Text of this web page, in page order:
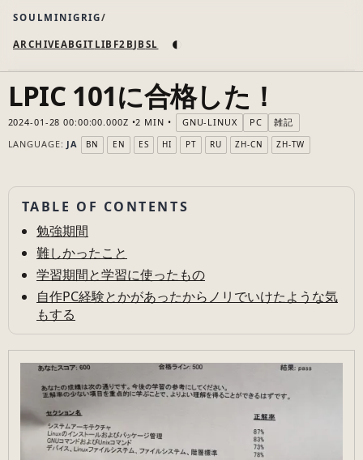
SOULMINIGRIG
ARCHIVEABGIT LIB F2B JB SL ◐
LPIC 101に合格した！
2024-01-28 00:00:00.000Z 2 MIN GNU-LINUX PC
雑記
LANGUAGE: JA BN EN ES HI PT RU ZH-CN ZH-TW
TABLE OF CONTENTS
勉強期間
難しかったこと
学習期間と学習に使ったもの
自作PC経験とかがあったからノリでいけたような気
もする